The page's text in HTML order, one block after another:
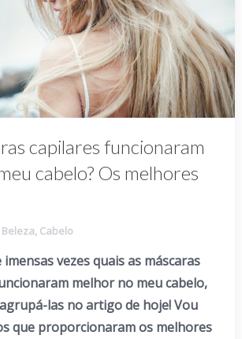
capilares funcionaram
cabelo? Os melhores
Beleza, Cabelo
vezes quais as máscaras
melhor no meu cabelo,
las no artigo de hoje! Vou
que proporcionaram os melhores